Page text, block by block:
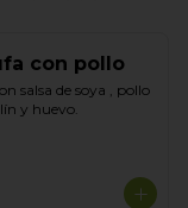
con pollo
salsa de soya , pollo
y huevo.